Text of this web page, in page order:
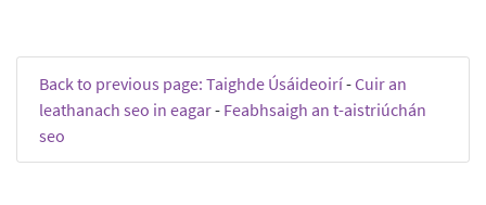
Back to previous page: Taighde Úsáideoirí-Cuir an
leathanach seo in eagar- Feabhsaigh an t-aistriúchán
seo